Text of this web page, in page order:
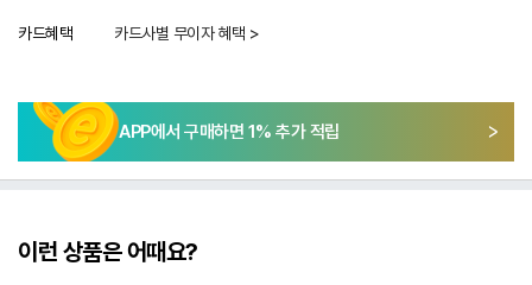
카드혜택 카드사별 무이자 혜택 >
APP에서 구매하면 1% 추가 적립
이런 상품은 어때요?